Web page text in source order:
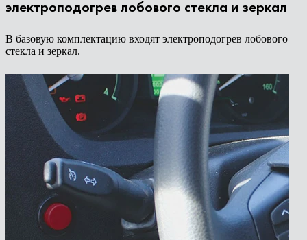
электроподогрев лобового стекла и зеркал
В базовую комплектацию входят электроподогрев лобового
стекла и зеркал.